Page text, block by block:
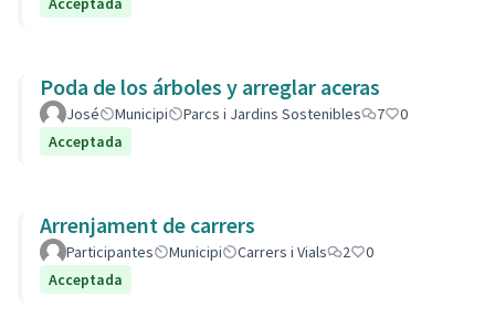
Poda de los árboles y arreglar aceras
José Municipi Parcs i Jardins Sostenibles 7
0
Acceptada
Arrenjament de carrers
Participantes Municipi Carrers i Vials 2
0
Acceptada